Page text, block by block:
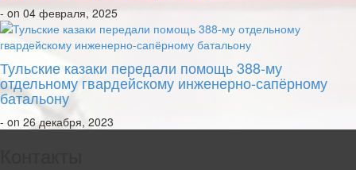
- on 04 февраля, 2025
Тульские казаки передали помощь 388-му
отдельному гвардейскому инженерно-сапёрному
батальону
- on 26 декабря, 2023